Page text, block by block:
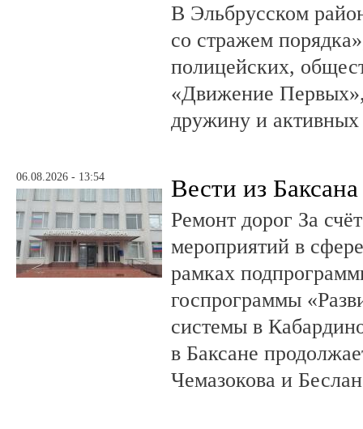
В Эльбрусском
со стражем
полицейских,
«Движение
дружину и
06.08.2026 - 13:54 Вести из Баксана
Ремонт дорог За
мероприятий в
рамках
госпрограммы
системы в
в Баксане
Чемазокова и